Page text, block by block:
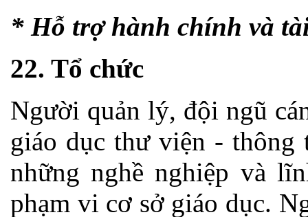
* Hỗ trợ hành chính và
22. Tổ chức
Người quản lý, đội ngũ
giáo dục thư viện -
những nghề nghiệp và
phạm vi cơ sở giáo dục.